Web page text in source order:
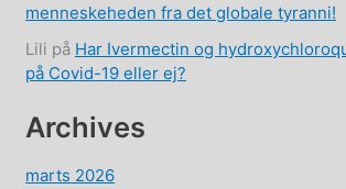
menneskeheden fra det globale tyranni!
Lili på Har Ivermectin og
på Covid-19 eller ej?
Archives
marts 2026